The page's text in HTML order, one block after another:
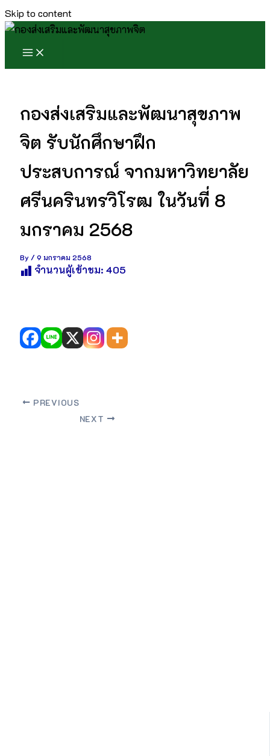
Skip to content
กองส่งเสริมและพัฒนาสุขภาพ
จิต รับนักศึกษาฝึก
ประสบการณ์ จากมหาวิทยาลัย
ศรีนครินทรวิโรฒ ในวันที่ 8
มกราคม 2568
By /9 มกราคม 2568
จำนวนผู้เข้าชม: 405
PREVIOUS
NEXT